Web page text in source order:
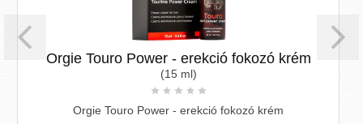
- erekció fokozó krém
- erekció fokozó krém
Slow Sex - ehető
Termék specifikáció,